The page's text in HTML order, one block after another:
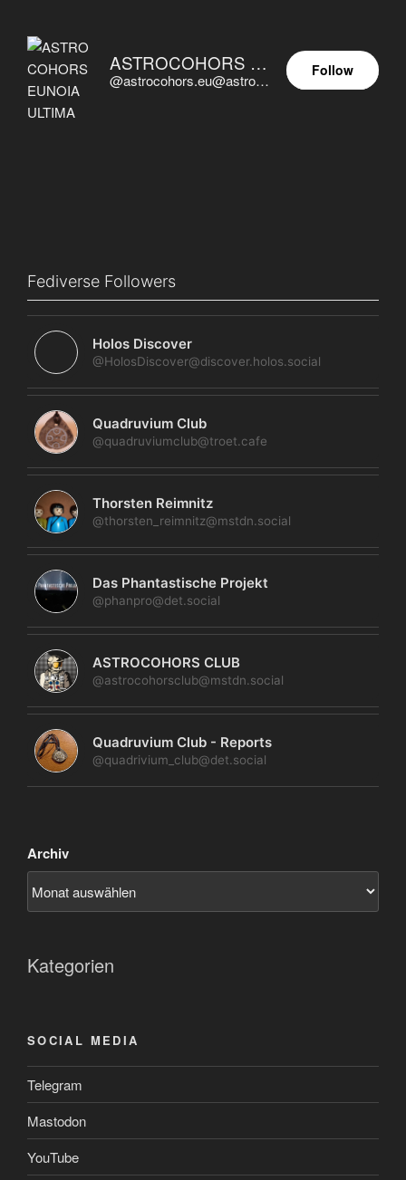
ASTROCOHORS EUNOIA ULTIMA
@astrocohors.eu@astrocohors.eu
Follow
Fediverse Followers
Holos Discover
@HolosDiscover@discover.holos.social
Quadruvium Club
@quadruviumclub@troet.cafe
Thorsten Reimnitz
@thorsten_reimnitz@mstdn.social
Das Phantastische Projekt
@phanpro@det.social
ASTROCOHORS CLUB
@astrocohorsclub@mstdn.social
Quadruvium Club - Reports
@quadrivium_club@det.social
Archiv
Kategorien
SOCIAL MEDIA
Telegram
Mastodon
YouTube